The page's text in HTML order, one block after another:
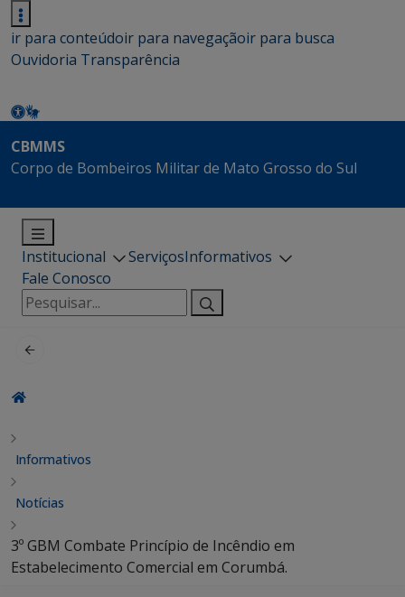
ir para conteúdoir para navegaçãoir para busca
Ouvidoria Transparência
CBMMS
Corpo de Bombeiros Militar de Mato Grosso do Sul
Institucional ServiçosInformativos
Fale Conosco
Pesquisar
por:
Informativos
Notícias
3º GBM Combate Princípio de Incêndio em
Estabelecimento Comercial em Corumbá.